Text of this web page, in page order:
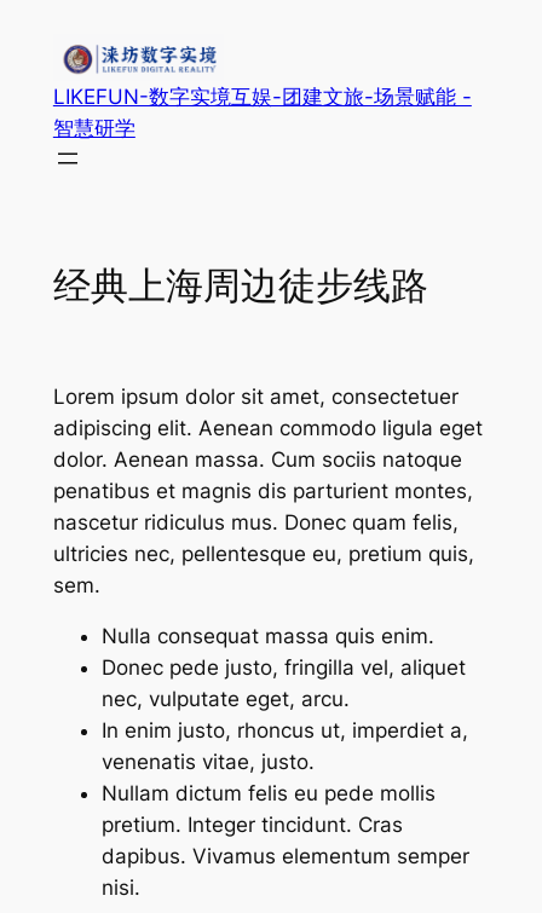
LIKEFUN-数字实境互娱-团建文旅-场景赋能 -
智慧研学
经典上海周边徒步线路
Lorem ipsum dolor sit amet, consectetuer
adipiscing elit. Aenean commodo ligula eget
dolor. Aenean massa. Cum sociis natoque
penatibus et magnis dis parturient montes,
nascetur ridiculus mus. Donec quam felis,
ultricies nec, pellentesque eu, pretium quis,
sem.
Nulla consequat massa quis enim.
Donec pede justo, fringilla vel, aliquet
nec, vulputate eget, arcu.
In enim justo, rhoncus ut, imperdiet a,
venenatis vitae, justo.
Nullam dictum felis eu pede mollis
pretium. Integer tincidunt. Cras
dapibus. Vivamus elementum semper
nisi.